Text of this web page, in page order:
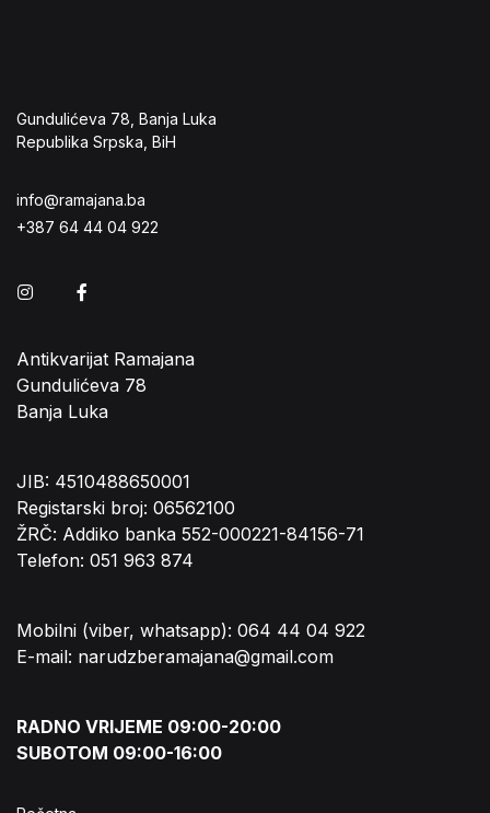
Gundulićeva 78, Banja Luka
Republika Srpska, BiH
info@ramajana.ba
+387 64 44 04 922
Instagram
Antikvarijat Ramajana
Gundulićeva 78
Banja Luka
JIB: 4510488650001
Registarski broj: 06562100
ŽRČ: Addiko banka 552-000221-84156-71
Telefon: 051 963 874
Mobilni (viber, whatsapp): 064 44 04 922
E-mail: narudzberamajana@gmail.com
RADNO VRIJEME 09:00-20:00
SUBOTOM 09:00-16:00